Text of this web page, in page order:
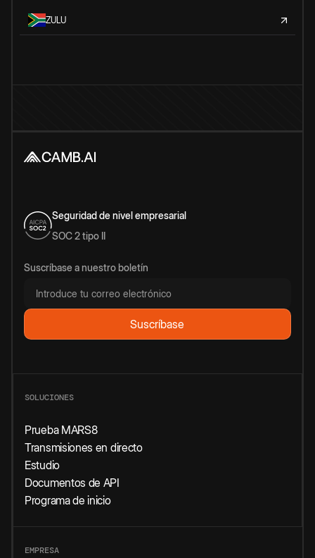
ZULU
Seguridad de nivel empresarial
SOC 2 tipo II
Suscríbase a nuestro boletín
SOLUCIONES
Prueba MARS8
Transmisiones en directo
Estudio
Documentos de API
Programa de inicio
EMPRESA